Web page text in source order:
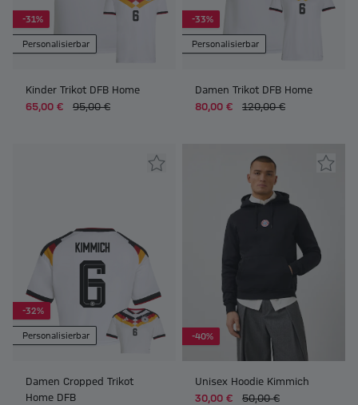
-31%
Personalisierbar
Kinder Trikot DFB Home
65,00 €
95,00 €
-33%
Personalisierbar
Damen Trikot DFB Home
80,00 €
120,00 €
-32%
Personalisierbar
Damen Cropped Trikot
Home DFB
-40%
Unisex Hoodie Kimmich
30,00 €
50,00 €